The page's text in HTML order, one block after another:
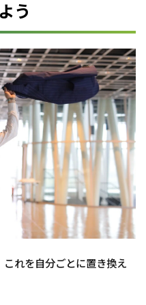
う
れを自分ごとに置き換え